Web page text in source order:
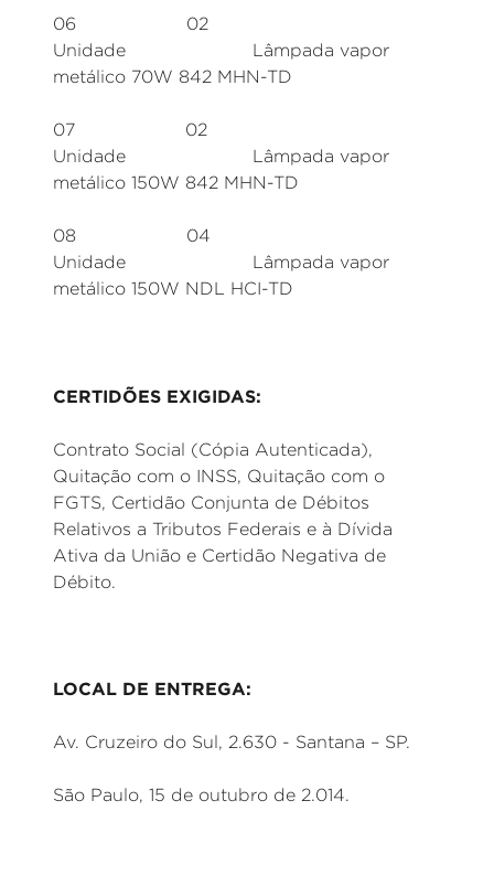
06 02
Unidade Lâmpada vapor
metálico 70W 842 MHN-TD
07 02
Unidade Lâmpada vapor
metálico 150W 842 MHN-TD
08 04
Unidade Lâmpada vapor
metálico 150W NDL HCI-TD
CERTIDÕES EXIGIDAS:
Contrato Social (Cópia Autenticada),
Quitação com o INSS, Quitação com o
FGTS, Certidão Conjunta de Débitos
Relativos a Tributos Federais e à Dívida
Ativa da União e Certidão Negativa de
Débito.
LOCAL DE ENTREGA:
Av. Cruzeiro do Sul, 2.630 - Santana – SP.
São Paulo, 15 de outubro de 2.014.